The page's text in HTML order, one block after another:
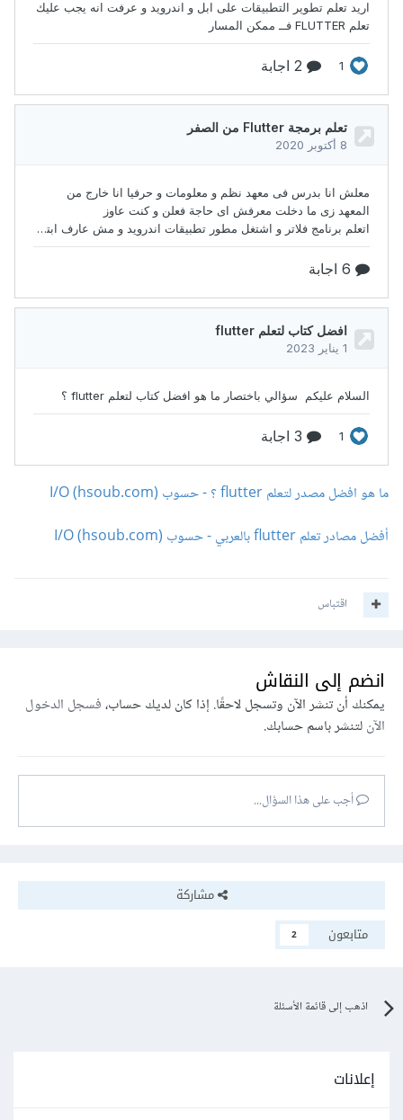
ما هو افضل مصدر لتعلم flutter ؟ - حسوب I/O (hsoub.com)
أفضل مصادر تعلم flutter بالعربي - حسوب I/O (hsoub.com)
اقتباس
انضم إلى النقاش
يمكنك أن تنشر الآن وتسجل لاحقًا. إذا كان لديك حساب،فسجل الدخول
الآنلتنشر باسم حسابك.
أجب على هذا السؤال...
مشاركة
متابعون
2
اذهب إلى قائمة الأسئلة
إعلانات